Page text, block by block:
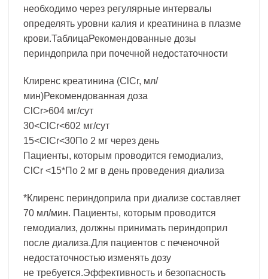
необходимо через регулярные интервалы
определять уровни калия и креатинина в плазме
крови.ТаблицаРекомендованные дозы
периндоприла при почечной недостаточности
Клиренс креатинина (ClCr, мл/
мин)Рекомендованная доза
ClCr>604 мг/сут
30<ClCr<602 мг/сут
15<ClCr<30По 2 мг через день
Пациенты, которым проводится гемодиализ,
ClCr <15*По 2 мг в день проведения диализа
*Клиренс периндоприла при диализе составляет
70 мл/мин. Пациенты, которым проводится
гемодиализ, должны принимать периндоприл
после диализа.Для пациентов с печеночной
недостаточностью изменять дозу
не требуется.Эффективность и безопасность